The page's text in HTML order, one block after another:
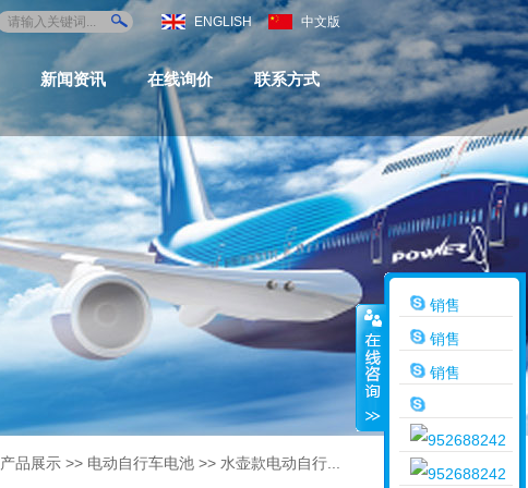
ENGLISH 中文版
新闻资讯 在线询价 联系方式
产品展示 >> 电动自行车电池 >> 水壶款电动自行...
销售
销售
销售
销售